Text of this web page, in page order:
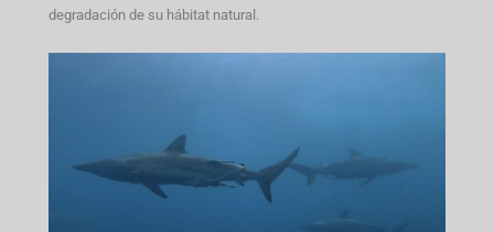
degradación de su hábitat natural.